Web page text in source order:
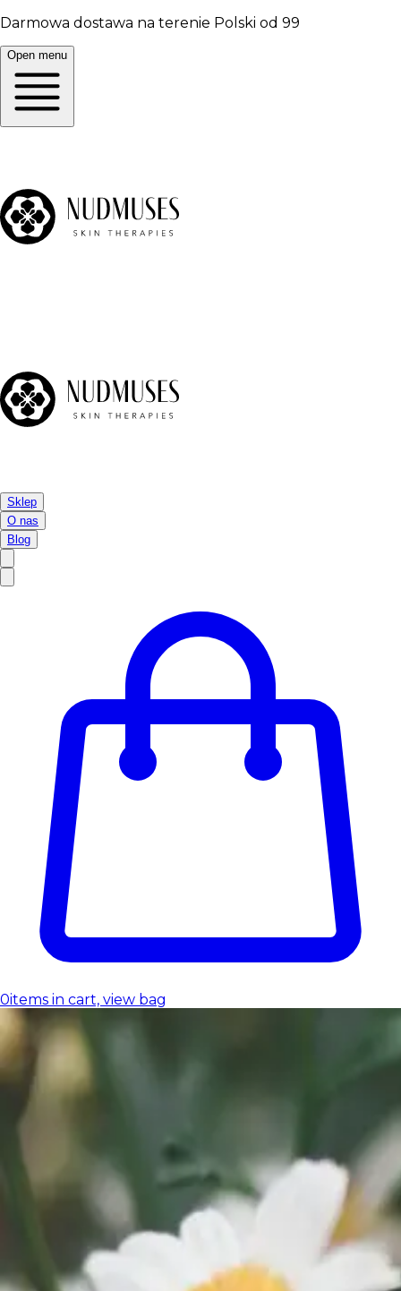
Darmowa dostawa na terenie Polski od 99
Open menu
Sklep
O nas
Blog
0items in cart, view bag